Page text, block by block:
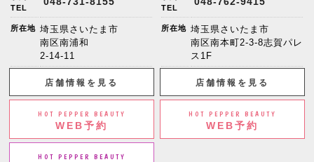
TEL
所在地 埼玉県さいたま市
南区南浦和
2-14-11
店舗情報を見る
HOT PEPPER BEAUTY
WEB予約
HOT PEPPER BEAUTY
TEL
所在地 埼玉県さいたま市
南区南本町2-3-8志賀パレ
ス1F
店舗情報を見る
HOT PEPPER BEAUTY
WEB予約